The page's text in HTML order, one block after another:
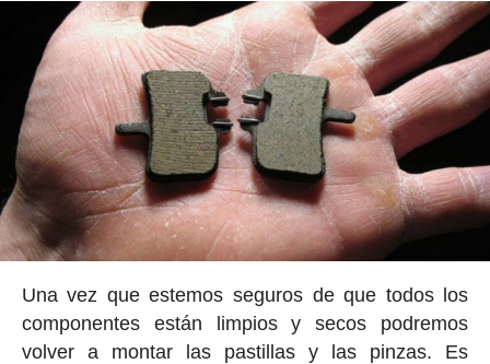
Una vez que estemos seguros de que todos los
componentes están limpios y secos podremos
volver a montar las pastillas y las pinzas. Es